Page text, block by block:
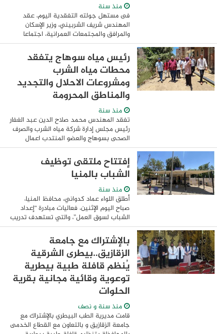
منذ سنة
فى مستهل جولته التفقدية اليوم، عقد
المهندس شريف الشربيني، وزير الإسكان
والمرافق والمجتمعات العمرانية، اجتماعا
بمقر جهاز مدينة السادات، لمتابعة سير
العمل بمختلف القطاعات بالمدينة، وموقف
المشروعات ...
رئيس مياه سوهاج يتفقد
محطات مياه الشرب
ومشروعات الاحلال والتجديد
والمناطق المحرومة
منذ سنة
تفقد المهندس محمد صلاح الدين عبد الغفار
رئيس مجلس إدارة شركة مياه الشرب والصرف
الصحى بسوهاج والعضو المنتدب اعمال
تنفيذ عدد 4 الاف وصلة صرف صحى منزلية
ضمن اعمال المبادرة الرئاسية لتطوير الريف
المصرى ...
إفتتاح ملتقى توظيف
الشباب بالمنيا
منذ سنة
أطلق اللواء عماد كدواني، محافظ المنيا،
صباح اليوم الإثنين، فعاليات مبادرة “إعداد
الشباب لسوق العمل”، والتي تستهدف تدريب
1000 شاب وفتاة على مهارات اجتياز المقابلة
الشخصية وإعداد الملف المهني، بما ...
بالإشتراك مع جامعة
الزقازيق..بيطرى الشرقية
يُنظم قافلة طبية بيطرية
توعوية وقائية مجانية بقرية
الحلوات
منذ سنة و نصف
قامت مديرية الطب البيطري بالإشتراك مع
جامعة الزقازيق و بالتعاون مع القطاع الخدمى